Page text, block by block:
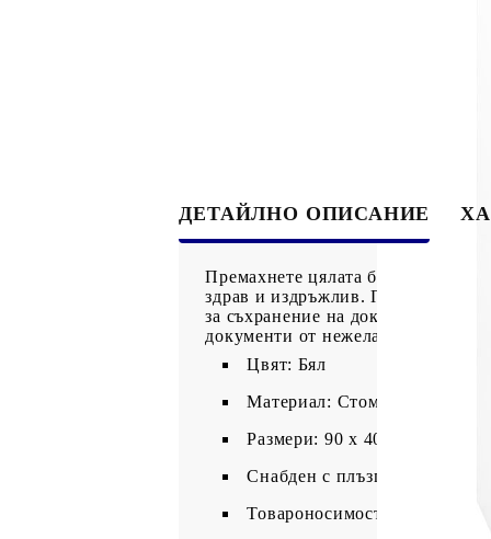
ДЕТАЙЛНО ОПИСАНИЕ
Премахнете цялата бъркотия в
здрав и издръжлив. Плъзгащата
за съхранение на документи с
документи от нежелани гости.
Цвят: Бял
Материал: Стомана
Размери: 90 x 40 x 180 см
Снабден с плъзгаща се врата
Товароносимост на рафт: 30